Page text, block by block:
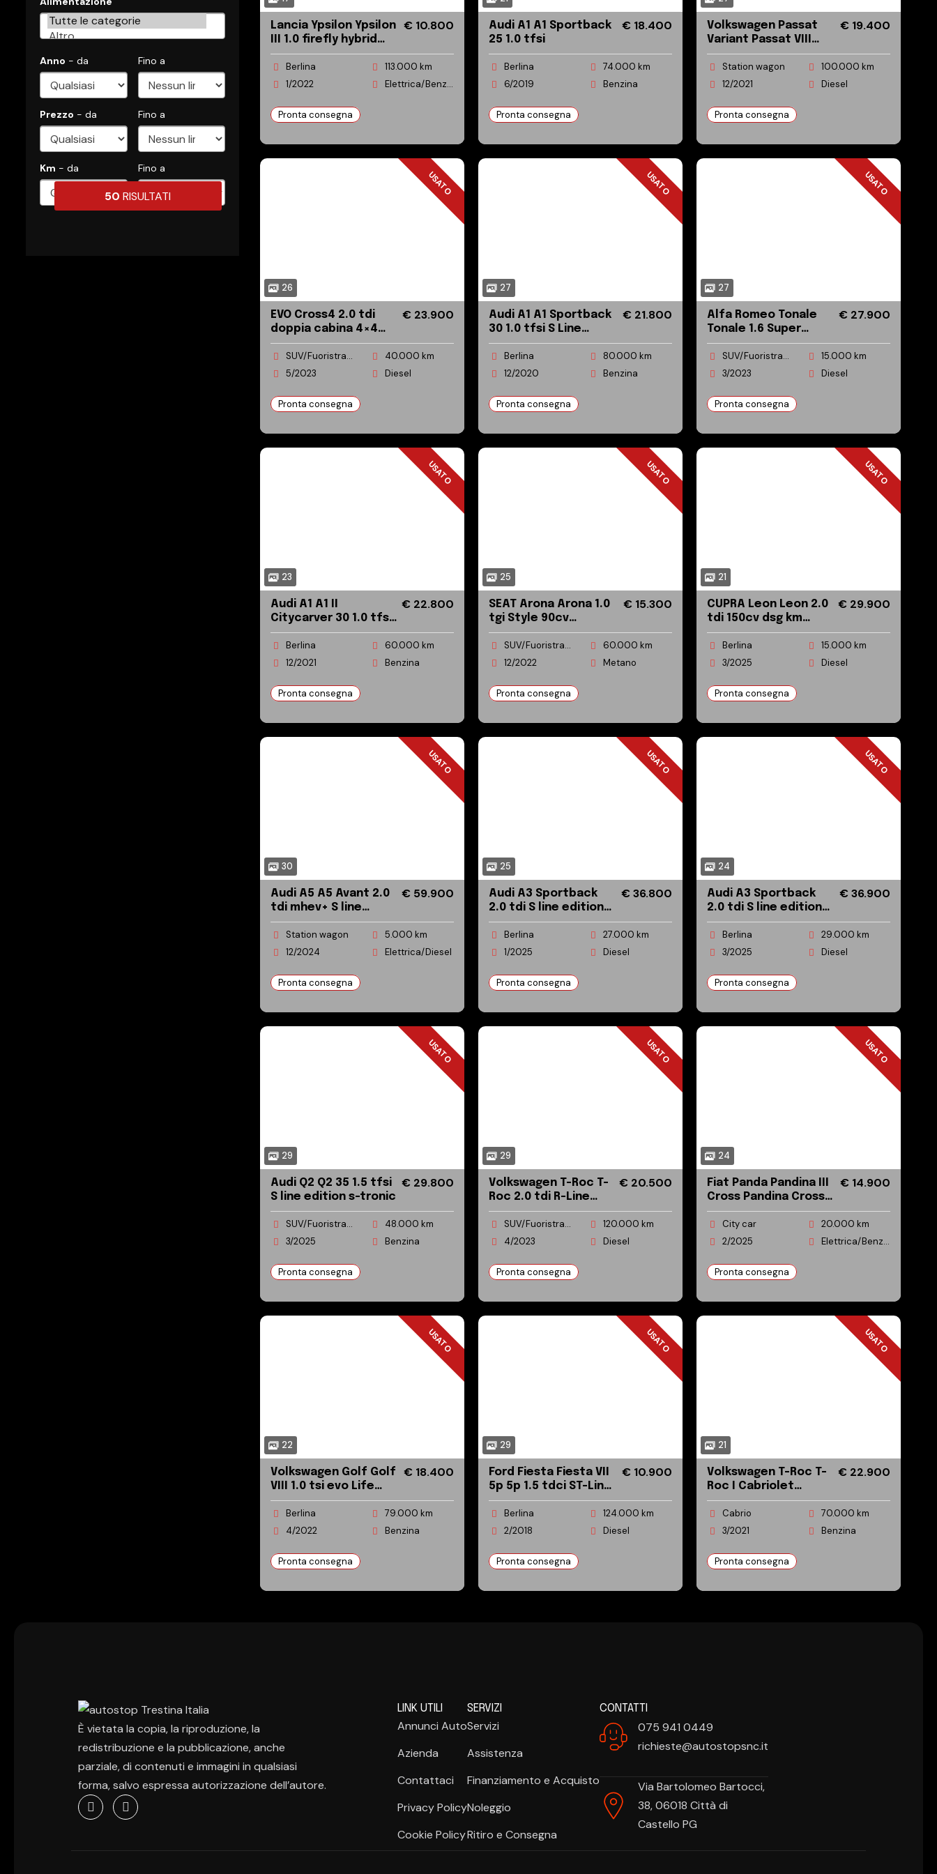
Lancia Ypsilon Ypsilon
III 1.0 firefly hybrid
Silver s&s
€ 10.800
Berlina
113.000 km
1/2022
Elettrica/Benzina
Pronta consegna
Audi A1 A1 Sportback
25 1.0 tfsi
€ 18.400
Berlina
74.000 km
6/2019
Benzina
Pronta consegna
Volkswagen Passat
Variant Passat VIII
Variant 2.0 tdi
Business 122cv dsg
€ 19.400
Station wagon
100.000 km
12/2021
Diesel
Pronta consegna
USATO
USATO
26
EVO Cross4 2.0 tdi
doppia cabina 4×4
Perfetta!! 19600+IVA
€ 23.900
SUV/Fuoristrada/Pick-up
40.000 km
5/2023
Diesel
Pronta consegna
USATO
USATO
27
Audi A1 A1 Sportback
30 1.0 tfsi S Line
Edition 110cv
€ 21.800
Berlina
80.000 km
12/2020
Benzina
Pronta consegna
USATO
USATO
27
Alfa Romeo Tonale
Tonale 1.6 Super
130cv tct6 Pari al
nuovo!!!
€ 27.900
SUV/Fuoristrada/Pick-up
15.000 km
3/2023
Diesel
Pronta consegna
USATO
USATO
23
Audi A1 A1 II
Citycarver 30 1.0 tfsi
Admired 110cv s-
tronic
€ 22.800
Berlina
60.000 km
12/2021
Benzina
Pronta consegna
USATO
USATO
25
SEAT Arona Arona 1.0
tgi Style 90cv
Perfetta!!
€ 15.300
SUV/Fuoristrada/Pick-up
60.000 km
12/2022
Metano
Pronta consegna
USATO
USATO
21
CUPRA Leon Leon 2.0
tdi 150cv dsg km
15000 Pari al nuovo!
€ 29.900
Berlina
15.000 km
3/2025
Diesel
Pronta consegna
USATO
USATO
30
Audi A5 A5 Avant 2.0
tdi mhev+ S line
edition quattro
€ 59.900
Station wagon
5.000 km
12/2024
Elettrica/Diesel
Pronta consegna
USATO
USATO
25
Audi A3 Sportback
2.0 tdi S line edition
150cv s-tronic
€ 36.800
Berlina
27.000 km
1/2025
Diesel
Pronta consegna
USATO
USATO
24
Audi A3 Sportback
2.0 tdi S line edition
150cv s-tronic
€ 36.900
Berlina
29.000 km
3/2025
Diesel
Pronta consegna
USATO
USATO
29
Audi Q2 Q2 35 1.5 tfsi
S line edition s-tronic
€ 29.800
SUV/Fuoristrada/Pick-up
48.000 km
3/2025
Benzina
Pronta consegna
USATO
USATO
29
Volkswagen T-Roc T-
Roc 2.0 tdi R-Line
115cv
€ 20.500
SUV/Fuoristrada/Pick-up
120.000 km
4/2023
Diesel
Pronta consegna
USATO
USATO
24
Fiat Panda Pandina III
Cross Pandina Cross
1.0 firefly hybrid s
€ 14.900
City car
20.000 km
2/2025
Elettrica/Benzina
Pronta consegna
USATO
USATO
22
Volkswagen Golf Golf
VIII 1.0 tsi evo Life
110cv
€ 18.400
Berlina
79.000 km
4/2022
Benzina
Pronta consegna
USATO
USATO
29
Ford Fiesta Fiesta VII
5p 5p 1.5 tdci ST-Line
85cv
€ 10.900
Berlina
124.000 km
2/2018
Diesel
Pronta consegna
USATO
USATO
21
Volkswagen T-Roc T-
Roc I Cabriolet
Cabriolet 1.5 tsi Style
dsg
€ 22.900
Cabrio
70.000 km
3/2021
Benzina
Pronta consegna
Anno - da Fino a
Prezzo - da Fino a
Km - da Fino a
50 RISULTATI
È vietata la copia, la riproduzione, la
redistribuzione e la pubblicazione, anche
parziale, di contenuti e immagini in qualsiasi
forma, salvo espressa autorizzazione dell’autore.
LINK UTILI
Annunci Auto
Azienda
Contattaci
Privacy Policy
Cookie Policy
SERVIZI
Servizi
Assistenza
Finanziamento e Acquisto
Noleggio
Ritiro e Consegna
CONTATTI
075 941 0449
richieste@autostopsnc.it
Via Bartolomeo Bartocci,
38, 06018 Città di
Castello PG